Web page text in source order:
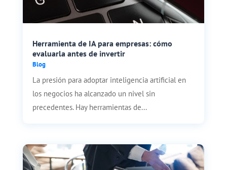
Herramienta de IA para empresas: cómo
evaluarla antes de invertir
Blog
La presión para adoptar inteligencia artificial en
los negocios ha alcanzado un nivel sin
precedentes. Hay herramientas de...